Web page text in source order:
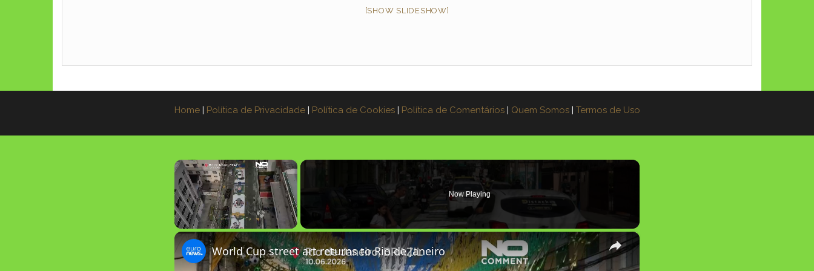
[SHOW SLIDESHOW]
Home | Política de Privacidade | Política de Cookies | Política de Comentários | Quem Somos | Termos de Uso
×
Unmute
Now Playing
×
World Cup street art returns to Rio de Janeiro